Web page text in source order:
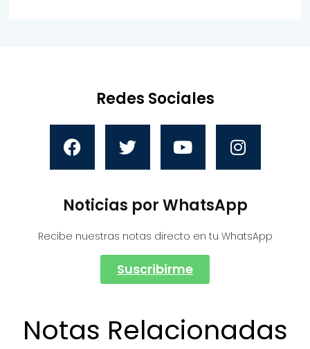
Redes Sociales
Noticias por WhatsApp
Recibe nuestras notas directo en tu WhatsApp
Suscribirme
Notas Relacionadas